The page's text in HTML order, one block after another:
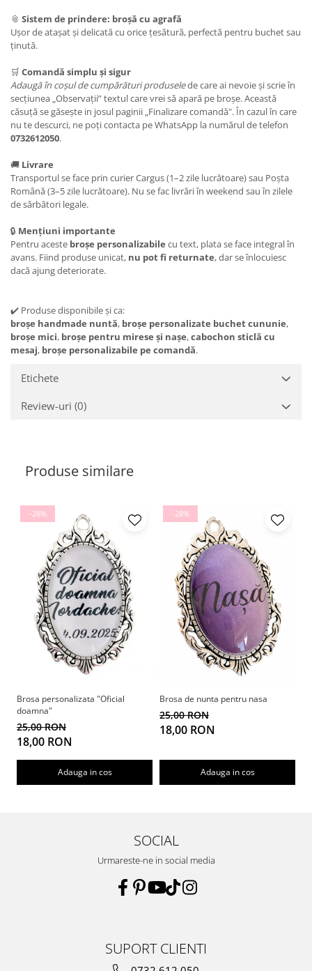
📎 Sistem de prindere: broșă cu agrafă
Ușor de atașat și delicată cu orice țesătură, perfectă pentru buchet sau
ținută.
🛒 Comandă simplu și sigur
Adaugă în coșul de cumpărături produselede care ai nevoie și scrie în
secțiunea „Observații” textul care vrei să apară pe broșe. Această
căsuță se găsește in josul paginii „Finalizare comandă". În cazul în care
nu te descurci, ne poți contacta pe WhatsApp la numărul de telefon
0732612050.
🚚 Livrare
Transportul se face prin curier Cargus (1–2 zile lucrătoare) sau Poșta
Română (3–5 zile lucrătoare). Nu se fac livrări în weekend sau în zilele
de sărbători legale.
🔒 Mențiuni importante
Pentru aceste broșe personalizabile cu text, plata se face integral în
avans. Fiind produse unicat, nu pot fi returnate, dar se înlocuiesc
dacă ajung deteriorate.
✔️ Produse disponibile și ca:
broșe handmade nuntă, broșe personalizate buchet cununie,
broșe mici, broșe pentru mirese și nașe,cabochon sticlă cu
mesaj, broșe personalizabile pe comandă.
Etichete
Review-uri (0)
Produse similare
-28%
Brosa personalizata "Oficial
doamna"
25,00 RON
18,00 RON
Adauga in cos
-28%
Brosa de nunta pentru nasa
25,00 RON
18,00 RON
Adauga in cos
SOCIAL
Urmareste-ne in social media
SUPORT CLIENTI